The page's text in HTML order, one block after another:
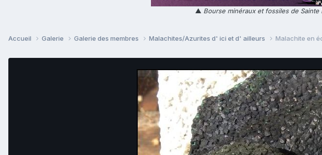
▲ Bourse minéraux et fossiles de
Accueil Galerie Galerie des membres Malachites/Azurites d' ici et d' ailleurs Malachite en